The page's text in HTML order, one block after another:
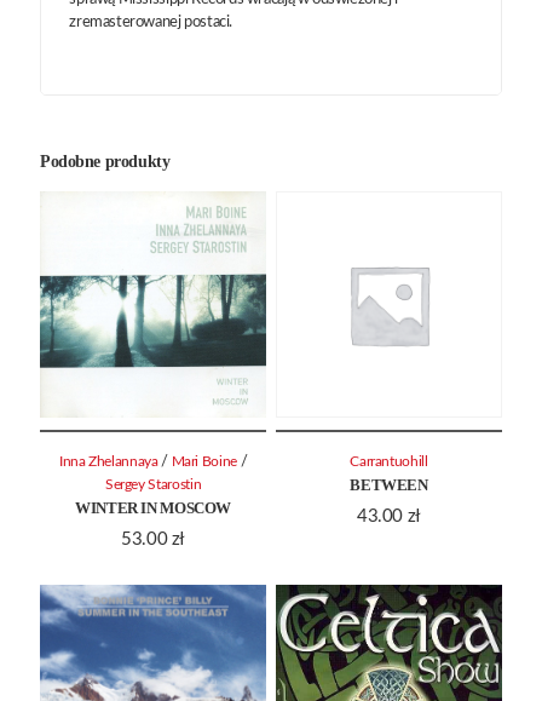
zremasterowanej postaci.
Podobne produkty
WINTER IN MOSCOW
53.00 zł
Inna Zhelannaya / Mari Boine /
Sergey Starostin
BETWEEN
43.00 zł
Carrantuohill